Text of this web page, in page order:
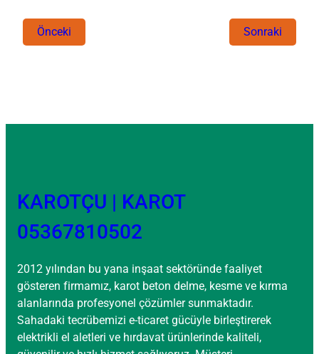
Önceki Sonraki
KAROTÇU | KAROT
05367810502
2012 yılından bu yana inşaat sektöründe faaliyet
gösteren firmamız, karot beton delme, kesme ve kırma
alanlarında profesyonel çözümler sunmaktadır.
Sahadaki tecrübemizi e-ticaret gücüyle birleştirerek
elektrikli el aletleri ve hırdavat ürünlerinde kaliteli,